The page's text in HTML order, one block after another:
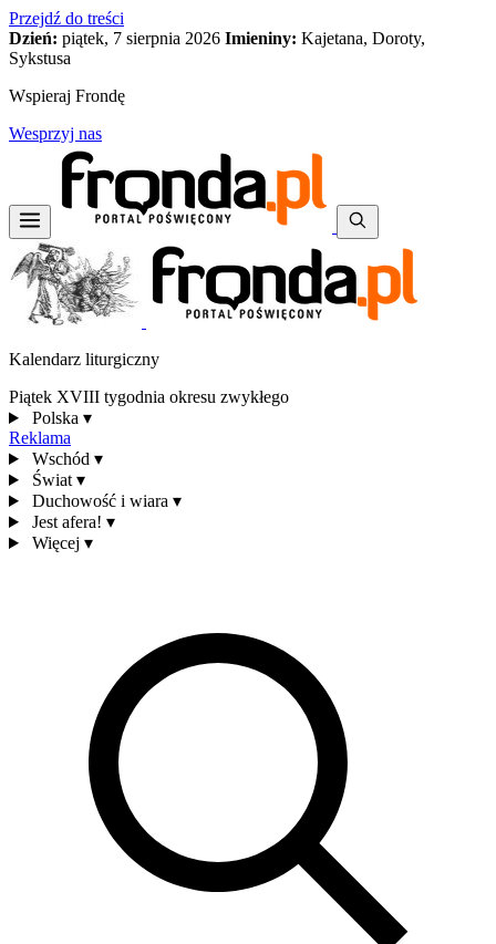
Przejdź do treści
Dzień: piątek, 7 sierpnia 2026 Imieniny: Kajetana, Doroty,
Sykstusa
Wspieraj Frondę
Wesprzyj nas
Kalendarz liturgiczny
Piątek XVIII tygodnia okresu zwykłego
Polska ▾
Reklama
Wschód ▾
Świat ▾
Duchowość i wiara ▾
Jest afera! ▾
Więcej ▾